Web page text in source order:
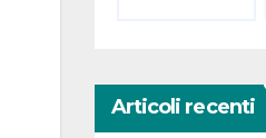
Articoli recenti